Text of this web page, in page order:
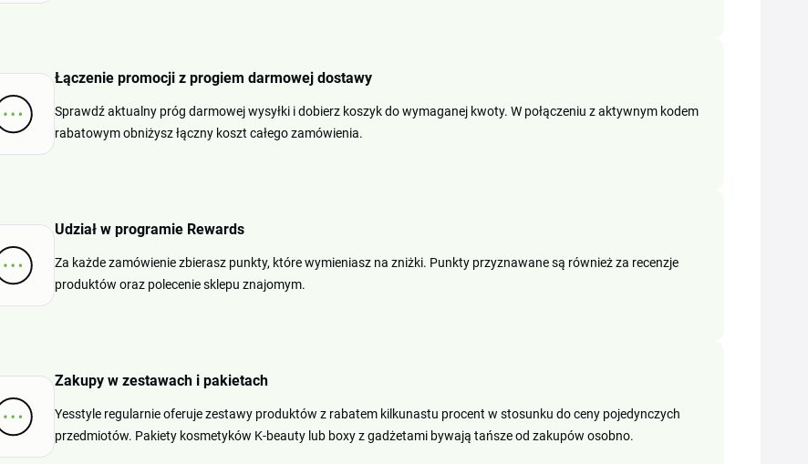
Łączenie promocji z progiem darmowej dostawy
Sprawdź aktualny próg darmowej wysyłki i dobierz koszyk do wymaganej kwoty. W połączeniu z aktywnym kodem
rabatowym obniżysz łączny koszt całego zamówienia.
Udział w programie Rewards
Za każde zamówienie zbierasz punkty, które wymieniasz na zniżki. Punkty przyznawane są również za recenzje
produktów oraz polecenie sklepu znajomym.
Zakupy w zestawach i pakietach
Yesstyle regularnie oferuje zestawy produktów z rabatem kilkunastu procent w stosunku do ceny pojedynczych
przedmiotów. Pakiety kosmetyków K-beauty lub boxy z gadżetami bywają tańsze od zakupów osobno.